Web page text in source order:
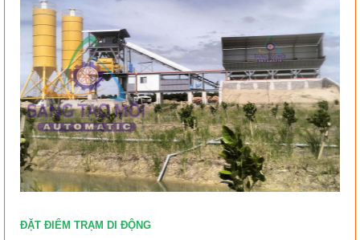
ĐẶT ĐIỂM TRẠM DI ĐỘNG